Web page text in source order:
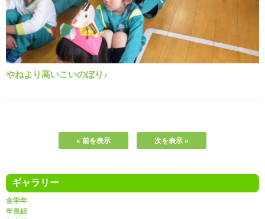
やねより高いこいのぼり♪
« 前を表示 次を表示 »
ギャラリー
全学年
年長組